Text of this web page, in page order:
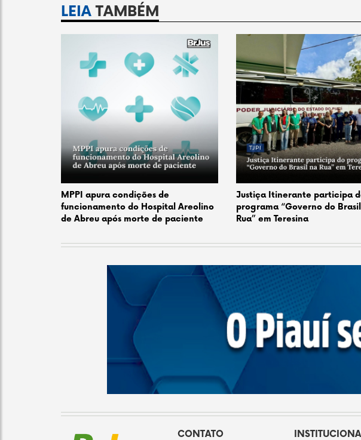
LEIA TAMBÉM
MPPI apura condições de
funcionamento do Hospital Areolino
de Abreu após morte de paciente
Justiça Itinerante participa
programa “Governo do
Rua” em Teresina
CONTATO